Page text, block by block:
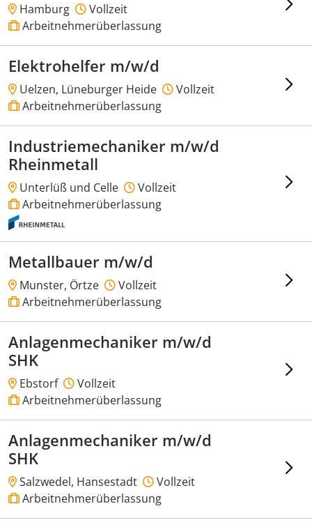
Hamburg
Vollzeit
Arbeitnehmerüberlassung
Elektrohelfer m/w/d
Uelzen, Lüneburger Heide
Vollzeit
Arbeitnehmerüberlassung
Industriemechaniker m/w/d
Rheinmetall
Unterlüß und Celle
Vollzeit
Arbeitnehmerüberlassung
Metallbauer m/w/d
Munster, Örtze
Vollzeit
Arbeitnehmerüberlassung
Anlagenmechaniker m/w/d
SHK
Ebstorf
Vollzeit
Arbeitnehmerüberlassung
Anlagenmechaniker m/w/d
SHK
Salzwedel, Hansestadt
Vollzeit
Arbeitnehmerüberlassung